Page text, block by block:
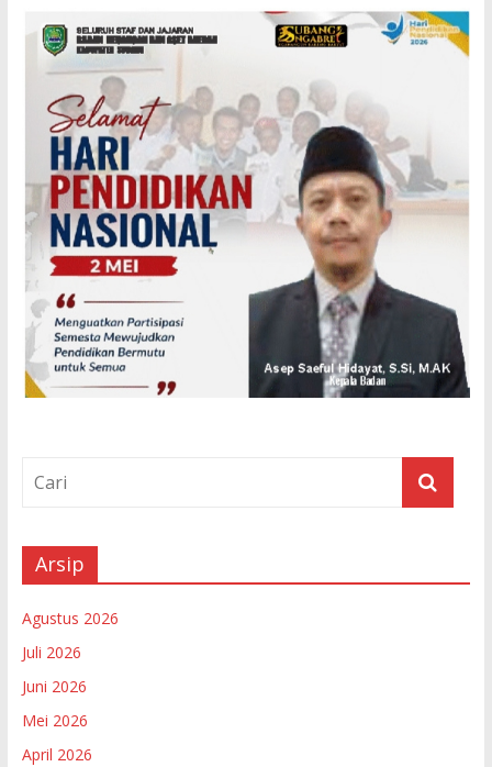
Arsip
Agustus 2026
Juli 2026
Juni 2026
Mei 2026
April 2026